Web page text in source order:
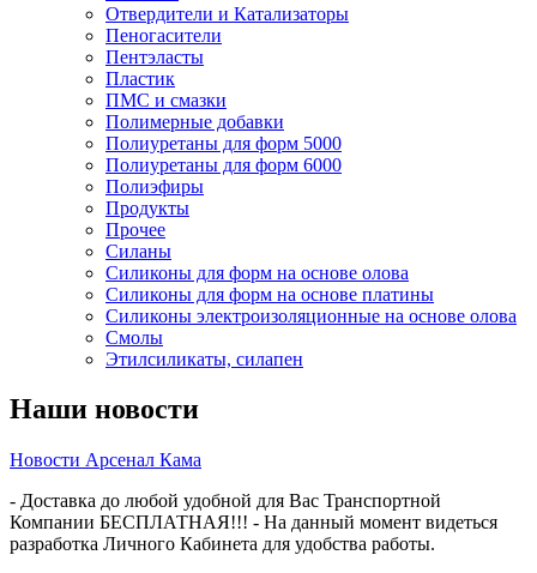
Отвердители и Катализаторы
Пеногасители
Пентэласты
Пластик
ПМС и смазки
Полимерные добавки
Полиуретаны для форм 5000
Полиуретаны для форм 6000
Полиэфиры
Продукты
Прочее
Силаны
Силиконы для форм на основе олова
Силиконы для форм на основе платины
Силиконы электроизоляционные на основе олова
Смолы
Этилсиликаты, силапен
Наши новости
Новости Арсенал Кама
- Доставка до любой удобной для Вас Транспортной
Компании БЕСПЛАТНАЯ!!! - На данный момент видеться
разработка Личного Кабинета для удобства работы.